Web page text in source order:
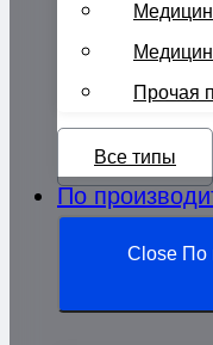
Прочая
Все типы
По
Close По